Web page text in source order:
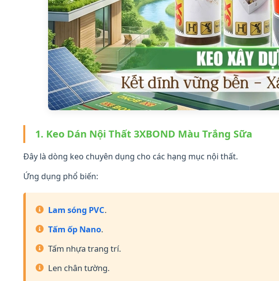
1. Keo Dán Nội Thất 3XBOND Màu Trắng Sữa
Đây là dòng keo chuyên dụng cho các hạng mục nội thất.
Ứng dụng phổ biến:
Lam sóng PVC.
Tấm ốp Nano.
Tấm nhựa trang trí.
Len chân tường.